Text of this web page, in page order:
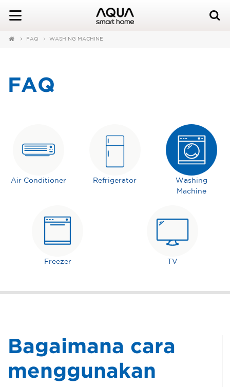
FAQ WASHING MACHINE
FAQ
Air Conditioner Refrigerator
Washing
Machine
Freezer TV
Bagaimana cara
menggunakan